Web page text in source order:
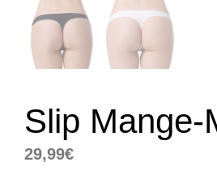
Slip Mange-
29,99€